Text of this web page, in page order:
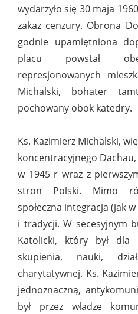
wydarzyło się 30 maja
zakaz cenzury. Obrona
godnie upamiętniona
placu powstał
represjonowanych
Michalski, bohater
pochowany obok katedry.
Ks. Kazimierz Michalski,
koncentracyjnego
w 1945 r wraz z
stron Polski. Mimo
społeczna integracja (jak
i tradycji. W secesyjnym
Katolicki, który był dla
skupienia, nauki,
charytatywnej. Ks.
jednoznaczną,
był przez władze